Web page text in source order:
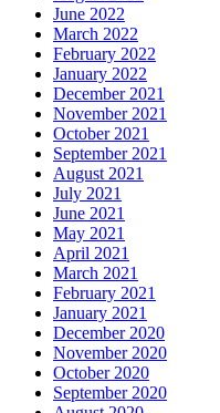
June 2022
March 2022
February 2022
January 2022
December 2021
November 2021
October 2021
September 2021
August 2021
July 2021
June 2021
May 2021
April 2021
March 2021
February 2021
January 2021
December 2020
November 2020
October 2020
September 2020